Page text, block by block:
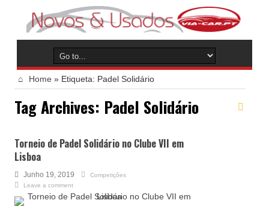
Home » Etiqueta: Padel Solidário
Tag Archives: Padel Solidário
Torneio de Padel Solidário no Clube VII em
Lisboa
Junho 19, 2019
Competições
Leave a comment